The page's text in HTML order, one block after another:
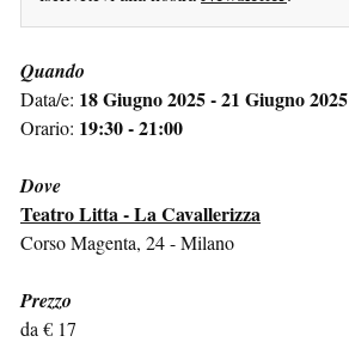
Quando
Data/e: 18 Giugno 2025 - 21 Giugno 2025
Orario: 19:30 - 21:00
Dove
Teatro Litta - La Cavallerizza
Corso Magenta, 24 - Milano
Prezzo
da € 17